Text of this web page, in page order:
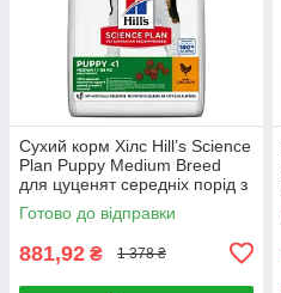
Сухий корм Хілс Hill’s Science
Plan Puppy Medium Breed
для цуценят середніх порід з
куркою, 2,5 кг
Готово до відправки
881,92 ₴ 1 378 ₴